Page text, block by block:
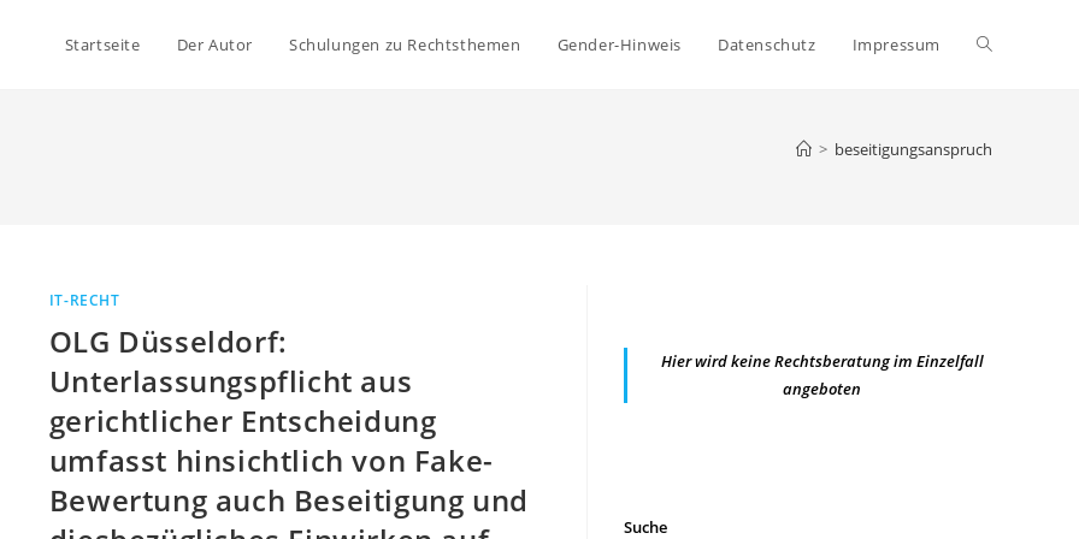
Startseite Der Autor Schulungen zu Rechtsthemen Gender-Hinweis Datenschutz Impressum Website-
> beseitigungsanspruch
IT-RECHT
OLG Düsseldorf:
Unterlassungspflicht aus
gerichtlicher Entscheidung
umfasst hinsichtlich von Fake-
Bewertung auch Beseitigung und
Hier wird keine Rechtsberatung im Einzelfall
angeboten
Suche